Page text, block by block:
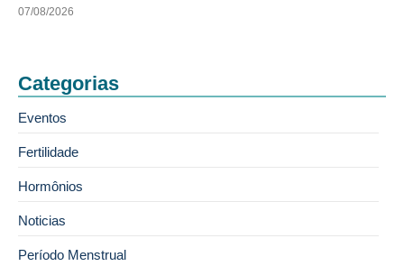
07/08/2026
Categorias
Eventos
Fertilidade
Hormônios
Noticias
Período Menstrual